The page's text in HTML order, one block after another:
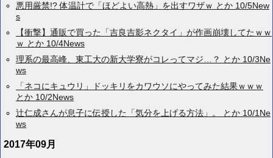
悪用厳禁!? 体温計で「ほどよい高熱」を出すワザｗ とか 10/5New
s
【衝撃】通販で買った「吉良吉影ネクタイ」が作画崩壊してたｗｗ
ｗ とか 10/4News
理系の最高峰、東工大の新大学寮がコレってマジ…？ とか 10/3Ne
ws
「ネコにキュウリ」ドッキリをカワウソにやってみた結果ｗｗｗ
とか 10/2News
辻仁成さんが息子に伝授した「気分を上げる方法」。 とか 10/1Ne
ws
2017年09月